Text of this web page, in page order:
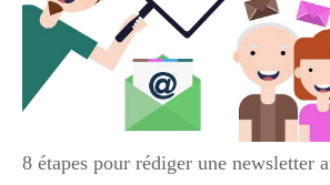
8 étapes pour rédiger une newsletter